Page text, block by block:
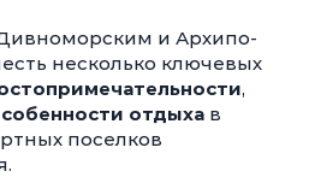
и Архипо-
несколько ключевых
,
отдыха в
поселков